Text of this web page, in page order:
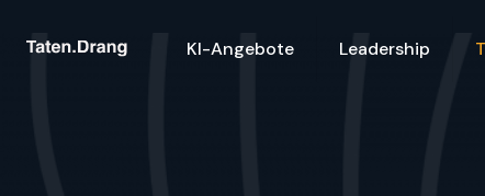
KI-Angebote Leadership